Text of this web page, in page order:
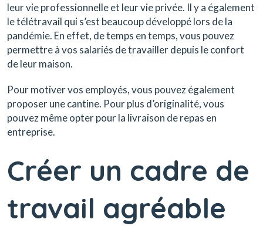
leur vie professionnelle et leur vie privée. Il y a également
le télétravail qui s’est beaucoup développé lors de la
pandémie. En effet, de temps en temps, vous pouvez
permettre à vos salariés de travailler depuis le confort
de leur maison.
Pour motiver vos employés, vous pouvez également
proposer une cantine. Pour plus d’originalité, vous
pouvez même opter pour la livraison de repas en
entreprise.
Créer un cadre de
travail agréable